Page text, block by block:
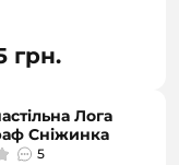
грн.
Лога
Сніжинка
5